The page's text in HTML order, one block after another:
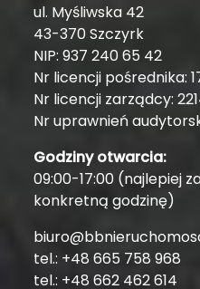
ul. Myśliwska 42
43-370 Szczyrk
NIP: 937 240 65 42
Nr licencji pośrednika:
Nr licencji zarządcy:
Nr uprawnień
Godziny otwarcia:
09:00-17:00 (najlepiej
konkretną godzinę)
tel.: +48 665 758 968
tel.: +48 662 462 614